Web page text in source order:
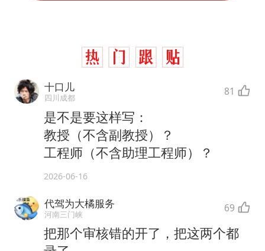
十口儿
四川成都 81
是不是要这样写：
教授（不含副教授）？
工程师（不含助理工程师）？
2026-06-16
代驾为大橘服务
河南三门峡 69
把那个审核错的开了，把这两个都